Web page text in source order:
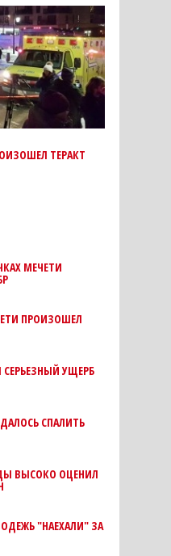
ТЕРАКТ
МЕЧЕТИ
ПРОИЗОШЕЛ
УЩЕРБ
СПАЛИТЬ
ВЫСОКО ОЦЕНИЛ
"НАЕХАЛИ" ЗА